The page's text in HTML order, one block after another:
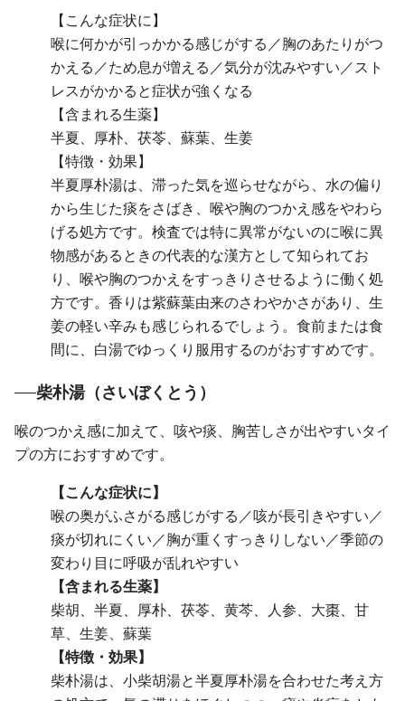
【こんな症状に】
喉に何かが引っかかる感じがする／胸のあたりがつ
かえる／ため息が増える／気分が沈みやすい／スト
レスがかかると症状が強くなる
【含まれる生薬】
半夏、厚朴、茯苓、蘇葉、生姜
【特徴・効果】
半夏厚朴湯は、滞った気を巡らせながら、水の偏り
から生じた痰をさばき、喉や胸のつかえ感をやわら
げる処方です。検査では特に異常がないのに喉に異
物感があるときの代表的な漢方として知られてお
り、喉や胸のつかえをすっきりさせるように働く処
方です。香りは紫蘇葉由来のさわやかさがあり、生
姜の軽い辛みも感じられるでしょう。食前または食
間に、白湯でゆっくり服用するのがおすすめです。
柴朴湯（さいぼくとう）
喉のつかえ感に加えて、咳や痰、胸苦しさが出やすいタイ
プの方におすすめです。
【こんな症状に】
喉の奥がふさがる感じがする／咳が長引きやすい／
痰が切れにくい／胸が重くすっきりしない／季節の
変わり目に呼吸が乱れやすい
【含まれる生薬】
柴胡、半夏、厚朴、茯苓、黄芩、人参、大棗、甘
草、生姜、蘇葉
【特徴・効果】
柴朴湯は、小柴胡湯と半夏厚朴湯を合わせた考え方